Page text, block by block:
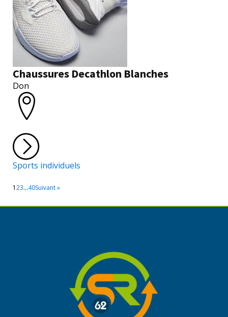
Chaussures Decathlon Blanches
Don
Sports individuels
123…40Suivant »